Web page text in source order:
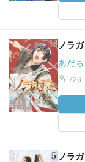
ノラ
あだ
726
ノラ